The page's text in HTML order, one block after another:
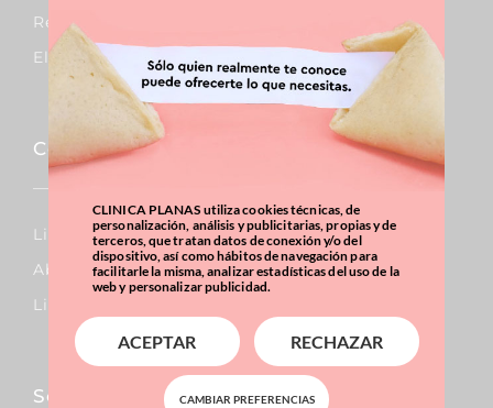
Reducción De Pecho
Elevación De Pecho
Corporal
Lipo Vaser
Abdominoplastia
Liposucción
Sobrepeso & Obesidad
CLINICA PLANAS utiliza cookies técnicas, de
personalización, análisis y publicitarias, propias y de
terceros, que tratan datos de conexión y/o del
dispositivo, así como hábitos de navegación para
facilitarle la misma, analizar estadísticas del uso de la
web y personalizar publicidad.
ACEPTAR RECHAZAR
CAMBIAR PREFERENCIAS